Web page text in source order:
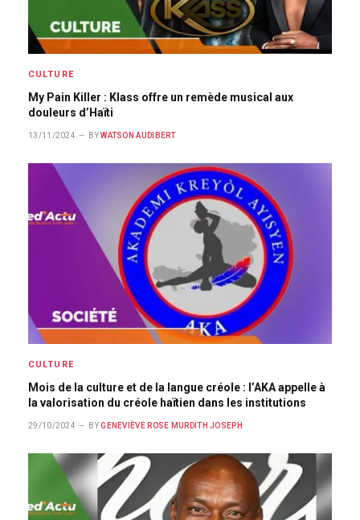
CULTURE
My Pain Killer : Klass offre un remède musical aux
douleurs d’Haïti
13/11/2024 BY WATSON AUDIBERT
CULTURE
Mois de la culture et de la langue créole : l’AKA appelle à
la valorisation du créole haïtien dans les institutions
29/10/2024 BY GENEVIÈVE ROSE MURDITH JOSEPH